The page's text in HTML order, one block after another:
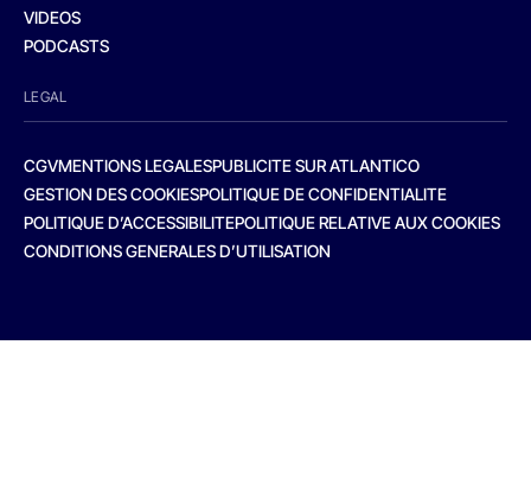
VIDEOS
PODCASTS
LEGAL
CGVMENTIONS LEGALESPUBLICITE SUR ATLANTICO
GESTION DES COOKIESPOLITIQUE DE CONFIDENTIALITE
POLITIQUE D’ACCESSIBILITEPOLITIQUE RELATIVE AUX COOKIES
CONDITIONS GENERALES D’UTILISATION